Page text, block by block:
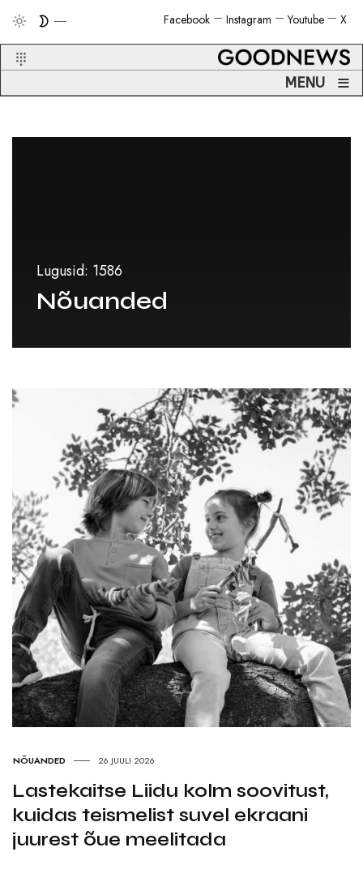
X
Youtube
Instagram
Facebook
MENU ≡
Lugusid: 1586
Nõuanded
NÕUANDED 26.JUULI 2026
Lastekaitse Liidu kolm soovitust,
kuidas teismelist suvel ekraani
juurest õue meelitada